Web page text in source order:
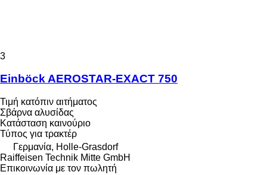
3
Einböck AEROSTAR-EXACT 750
Τιμή κατόπιν αιτήματος
Σβάρνα αλυσίδας
Κατάσταση καινούριο
Τύπος για τρακτέρ
Γερμανία, Holle-Grasdorf
Raiffeisen Technik Mitte GmbH
Επικοινωνία με τον πωλητή